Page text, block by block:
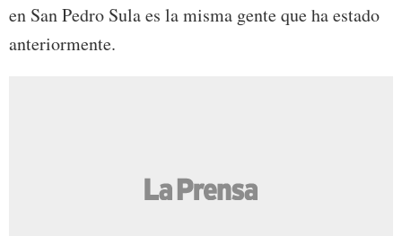
en San Pedro Sula es la misma gente que ha estado
anteriormente.